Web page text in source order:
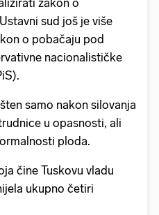
zakon o
sud još je više
o pobačaju pod
nacionalističke
samo nakon silovanja
u opasnosti, ali
ploda.
čine Tuskovu vladu
ukupno četiri